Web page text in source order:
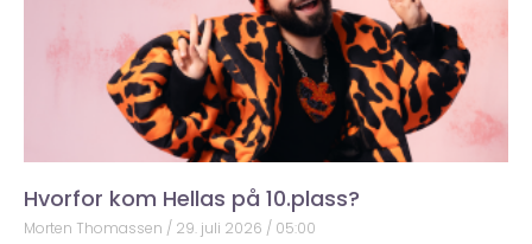
Hvorfor kom Hellas på 10.plass?
Morten Thomassen 29. juli 2026 05:00